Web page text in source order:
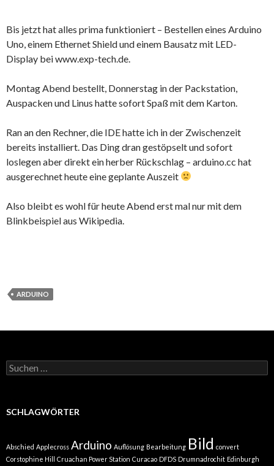
Bis jetzt hat alles prima funktioniert – Bestellen eines Arduino
Uno, einem Ethernet Shield und einem Bausatz mit LED-
Display bei www.exp-tech.de.
Montag Abend bestellt, Donnerstag in der Packstation,
Auspacken und Linus hatte sofort Spaß mit dem Karton.
Ran an den Rechner, die IDE hatte ich in der Zwischenzeit
bereits installiert. Das Ding dran gestöpselt und sofort
loslegen aber direkt ein herber Rückschlag – arduino.cc hat
ausgerechnet heute eine geplante Auszeit
Also bleibt es wohl für heute Abend erst mal nur mit dem
Blinkbeispiel aus Wikipedia.
ARDUINO
Suchen
nach:
SCHLAGWÖRTER
Abschied Applecross Arduino Auflösung Bearbeitung Bild convert
Corstophine Hill Cruachan Power Station Curacao DFDS Drumnadrochit Edinburgh